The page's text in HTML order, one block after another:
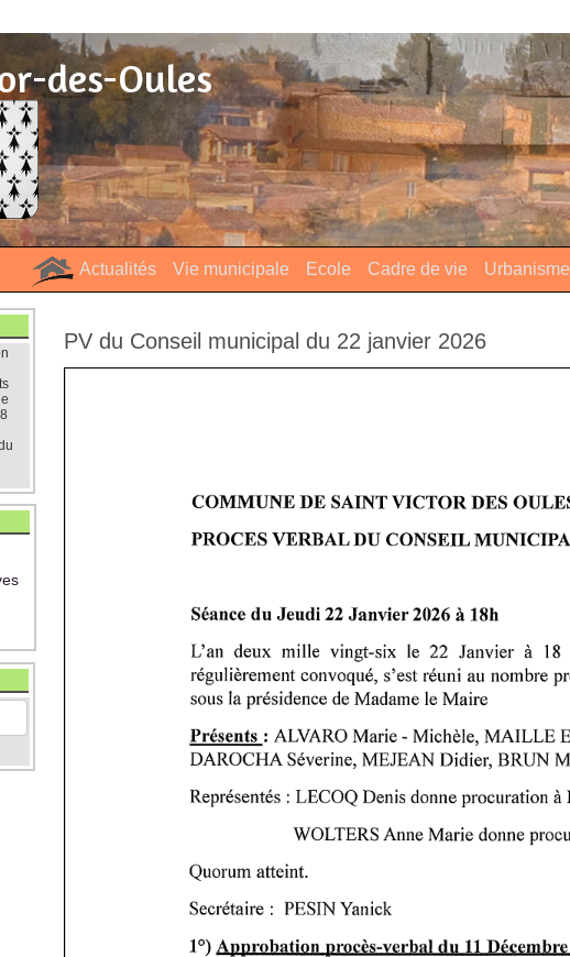
des-Oules
Actualités Vie municipale Ecole Cadre de vie Urbanisme
PV du Conseil municipal du 22 janvier 2026